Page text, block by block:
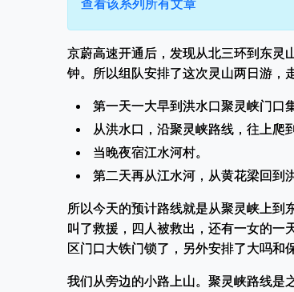
查看该系列所有文章
京蔚高速开通后，发现从北三环到东灵
钟。所以组队安排了这次灵山两日游，
第一天一大早到洪水口聚灵峡门口集
从洪水口，沿聚灵峡路线，往上爬
当晚夜宿江水河村。
第二天再从江水河，从黄花梁回到
所以今天的预计路线就是从聚灵峡上到
叫了救援，四人被救出，还有一女的一
区门口大铁门锁了，另外安排了大吗和
我们从旁边的小路上山。聚灵峡路线是